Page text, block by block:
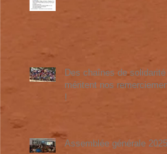
Des chaînes de solidarité
méritent nos
!
Assemblée générale 2025